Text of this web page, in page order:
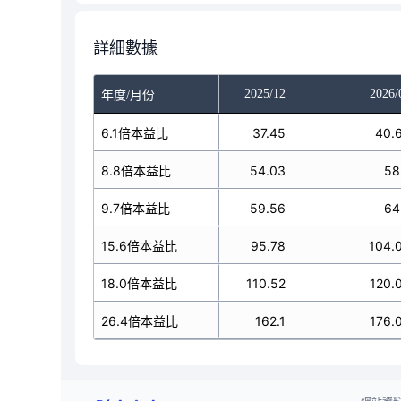
詳細數據
年度/月份
2025/11 2025/12 2026/
6.1倍本益比
8.8倍本益比
9.7倍本益比
15.6倍本益比
18.0倍本益比
26.4倍本益比
37.45 37.45
54.03 54.03
59.56 59.56
95.78 95.78
110.52 110.52
162.1 162.1